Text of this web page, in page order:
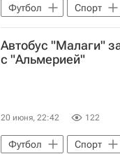
Футбол Спорт
Альмерия
Сегунда
Автобус "Малаги"
с "Альмерией"
20 июня, 22:42 122
Футбол Спорт